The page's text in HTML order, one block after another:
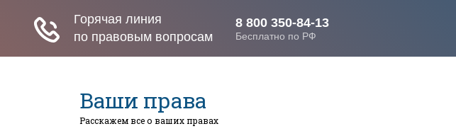
Ваши права
Расскажем все о ваших правах